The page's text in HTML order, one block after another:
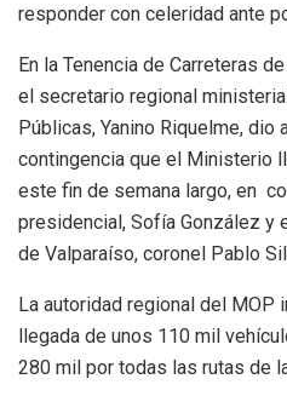
responder con celeridad ante
En la Tenencia de Carreteras
el secretario regional
Públicas, Yanino Riquelme, dio
contingencia que el Ministerio
este fin de semana largo, en
presidencial, Sofía González y
de Valparaíso, coronel Pablo
La autoridad regional del MOP
llegada de unos 110 mil
280 mil por todas las rutas de